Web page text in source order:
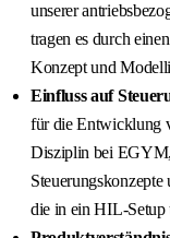
unserer
tragen es durch
Konzept und
Einfluss auf
für die Entwicklung
Disziplin bei
die in ein HIL-Setup